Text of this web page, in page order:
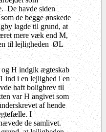
De havde siden
de begge ønskede
lagde til grund, at
mere væk end M,
til lejligheden ØL
H indgik ægteskab
ind i en lejlighed i en
haft boligbrev til
var H angivet som
af hende
I
de samlivet.